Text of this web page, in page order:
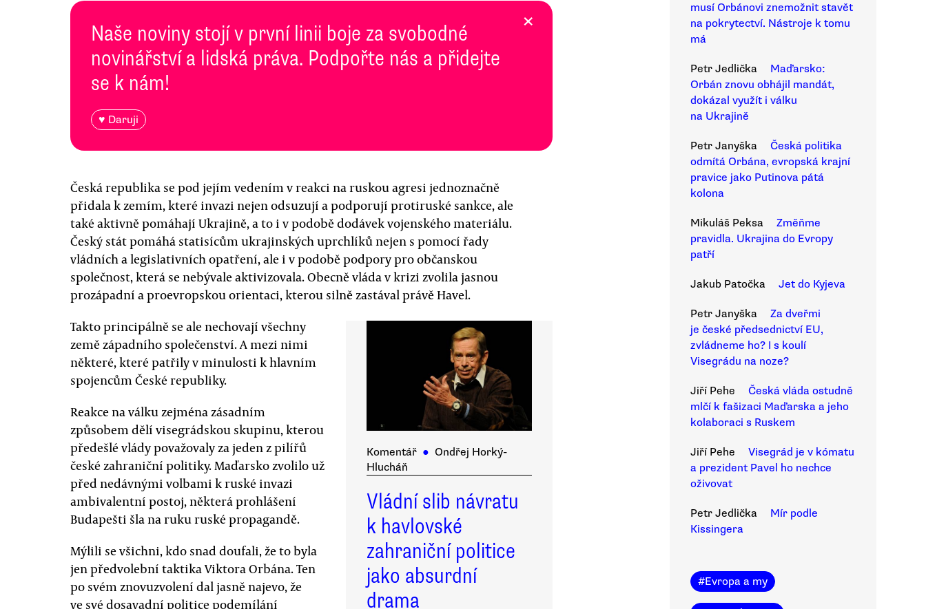
Naše noviny stojí v první linii boje za svobodné
novinářství a lidská práva. Podpořte nás a přidejte
se k nám!
♥ Daruji
×
Česká republika se pod jejím vedením v reakci na ruskou agresi jednoznačně
přidala k zemím, které invazi nejen odsuzují a podporují protiruské sankce, ale
také aktivně pomáhají Ukrajině, a to i v podobě dodávek vojenského materiálu.
Český stát pomáhá statisícům ukrajinských uprchlíků nejen s pomocí řady
vládních a legislativních opatření, ale i v podobě podpory pro občanskou
společnost, která se nebývale aktivizovala. Obecně vláda v krizi zvolila jasnou
prozápadní a proevropskou orientaci, kterou silně zastával právě Havel.
Komentář ● Ondřej Horký-
Hlucháň
Vládní slib návratu
k havlovské
zahraniční politice
jako absurdní
drama
Takto principálně se ale nechovají všechny
země západního společenství. A mezi nimi
některé, které patřily v minulosti k hlavním
spojencům České republiky.
Reakce na válku zejména zásadním
způsobem dělí visegrádskou skupinu, kterou
předešlé vlády považovaly za jeden z pilířů
české zahraniční politiky. Maďarsko zvolilo už
před nedávnými volbami k ruské invazi
ambivalentní postoj, některá prohlášení
Budapešti šla na ruku ruské propagandě.
Mýlili se všichni, kdo snad doufali, že to byla
jen předvolební taktika Viktora Orbána. Ten
po svém znovuzvolení dal jasně najevo, že
ve své dosavadní politice podemílání
musí Orbánovi znemožnit stavět
na pokrytectví. Nástroje k tomu
má
Petr Jedlička
Maďarsko:
Orbán znovu obhájil mandát,
dokázal využít i válku
na Ukrajině
Petr Janyška
Česká politika
odmítá Orbána, evropská krajní
pravice jako Putinova pátá
kolona
Mikuláš Peksa
Změňme
pravidla. Ukrajina do Evropy
patří
Jakub Patočka Jet do Kyjeva
Petr Janyška
Za dveřmi
je české předsednictví EU,
zvládneme ho? I s koulí
Visegrádu na noze?
Jiří Pehe
Česká vláda ostudně
mlčí k fašizaci Maďarska a jeho
kolaboraci s Ruskem
Jiří Pehe
Visegrád je v kómatu
a prezident Pavel ho nechce
oživovat
Petr Jedlička
Mír podle
Kissingera
#Evropa a my